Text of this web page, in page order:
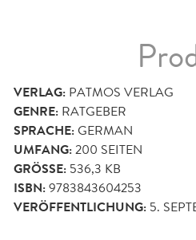
VERLAG: PATMOS VERLAG
GENRE: RATGEBER
SPRACHE:GERMAN
UMFANG:200 SEITEN
GRÖSSE: 536,3 KB
ISBN:9783843604253
VERÖFFENTLICHUNG: 5.